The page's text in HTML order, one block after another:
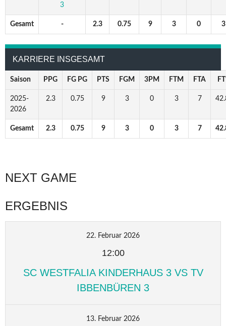
3
Gesamt - 2.3 0.75 9 3 0 3
KARRIERE INSGESAMT
Saison PPG FG PG PTS FGM 3PM FTM FTA
2025-
2026
2.3 0.75 9 3 0 3 7
Gesamt 2.3 0.75 9 3 0 3 7
NEXT GAME
ERGEBNIS
22. Februar 2026
12:00
SC WESTFALIA KINDERHAUS 3 VS TV
IBBENBÜREN 3
13. Februar 2026